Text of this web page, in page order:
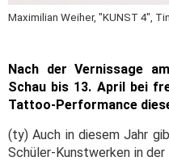
Maximilian Weiher, "KUNST 4",
Nach der Vernissage
Schau bis 13. April bei
Tattoo-Performance
(ty) Auch in diesem Jahr
Schüler-Kunstwerken in